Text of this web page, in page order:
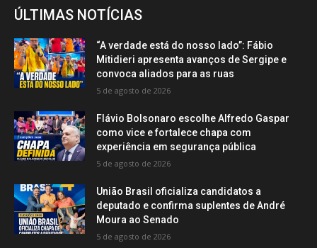
ÚLTIMAS NOTÍCIAS
“A verdade está do nosso lado”: Fábio
Mitidieri apresenta avanços de Sergipe e
convoca aliados para as ruas
5 de agosto de 2026
Flávio Bolsonaro escolhe Alfredo Gaspar
como vice e fortalece chapa com
experiência em segurança pública
5 de agosto de 2026
União Brasil oficializa candidatos a
deputado e confirma suplentes de André
Moura ao Senado
5 de agosto de 2026